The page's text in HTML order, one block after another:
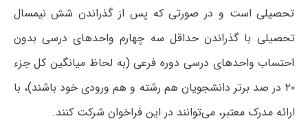
تحصیلی است و در صورتی که پس از گذراندن شش نیمسال
تحصیلی با گذراندن حداقل سه چهارم واحدهای درسی بدون
احتساب واحدهای درسی دوره فرعی (به لحاظ میانگین کل جزء
۲۰ در صد برتر دانشجویان هم رشته و هم ورودی خود باشند)، با
ارائه مدرک معتبر، می‌توانند در این فراخوان شرکت کنند.